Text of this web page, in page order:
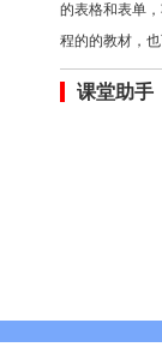
的表格和表单
程的的教材，
课堂助手